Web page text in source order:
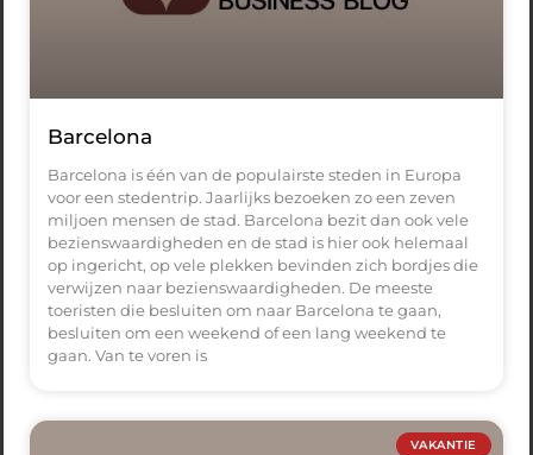
Barcelona
Barcelona is één van de populairste steden in Europa
voor een stedentrip. Jaarlijks bezoeken zo een zeven
miljoen mensen de stad. Barcelona bezit dan ook vele
bezienswaardigheden en de stad is hier ook helemaal
op ingericht, op vele plekken bevinden zich bordjes die
verwijzen naar bezienswaardigheden. De meeste
toeristen die besluiten om naar Barcelona te gaan,
besluiten om een weekend of een lang weekend te
gaan. Van te voren is
VAKANTIE